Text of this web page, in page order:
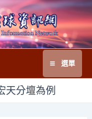
Main
選單
天分壇為例